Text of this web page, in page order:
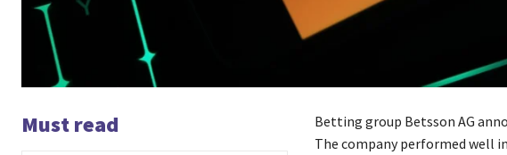
Must read
Betting group Betsson AG
The company performed well